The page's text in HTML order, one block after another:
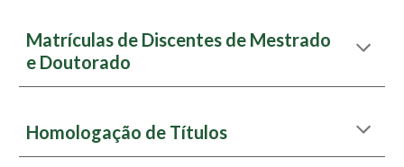
Matrículas de Discentes de Mestrado
e Doutorado
Homologação de Títulos